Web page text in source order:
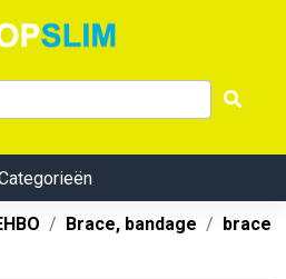
Brace, bandage
brace